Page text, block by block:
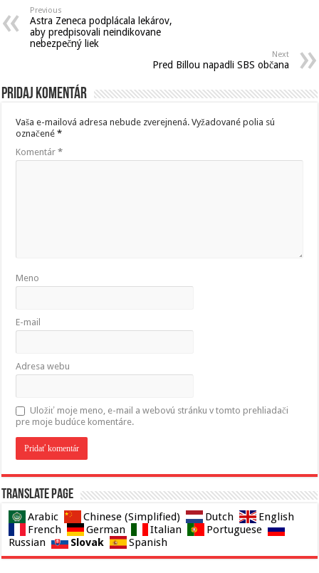
Previous
Astra Zeneca podplácala lekárov,
aby predpisovali neindikovane
nebezpečný liek
Next
Pred Billou napadli SBS občana
Pridaj komentár
Vaša e-mailová adresa nebude zverejnená. Vyžadované polia sú
označené*
Komentár*
Meno
E-mail
Adresa webu
Uložiť moje meno, e-mail a webovú stránku v tomto prehliadači
pre moje budúce komentáre.
Translate page
Arabic Chinese (Simplified) Dutch
English
French
German Italian
Portuguese
Russian
Slovak Spanish